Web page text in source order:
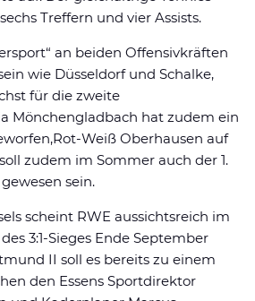
Treffern und vier Assists.
an beiden Offensivkräften
wie Düsseldorf und Schalke,
für die zweite
Mönchengladbach hat zudem ein
Weiß Oberhausen auf
zudem im Sommer auch der 1.
sein.
scheint RWE aussichtsreich im
3:1-Sieges Ende September
II soll es bereits zu einem
den Essens Sportdirektor